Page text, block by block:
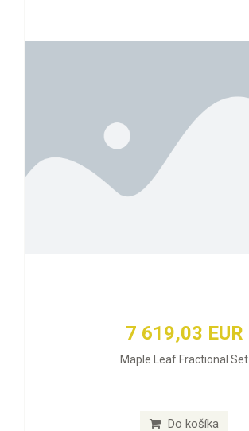
7 619,03 EUR
Maple Leaf Fractional Set
Do košíka